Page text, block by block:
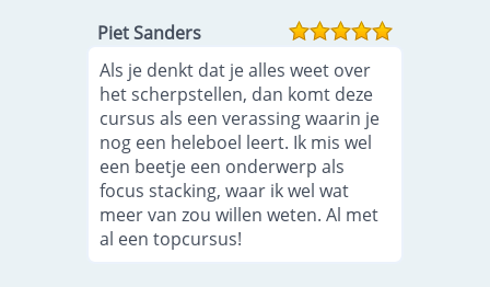
Piet Sanders
Als je denkt dat je alles weet over
het scherpstellen, dan komt deze
cursus als een verassing waarin je
nog een heleboel leert. Ik mis wel
een beetje een onderwerp als
focus stacking, waar ik wel wat
meer van zou willen weten. Al met
al een topcursus!